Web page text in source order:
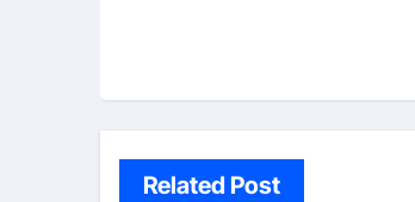
Related Post